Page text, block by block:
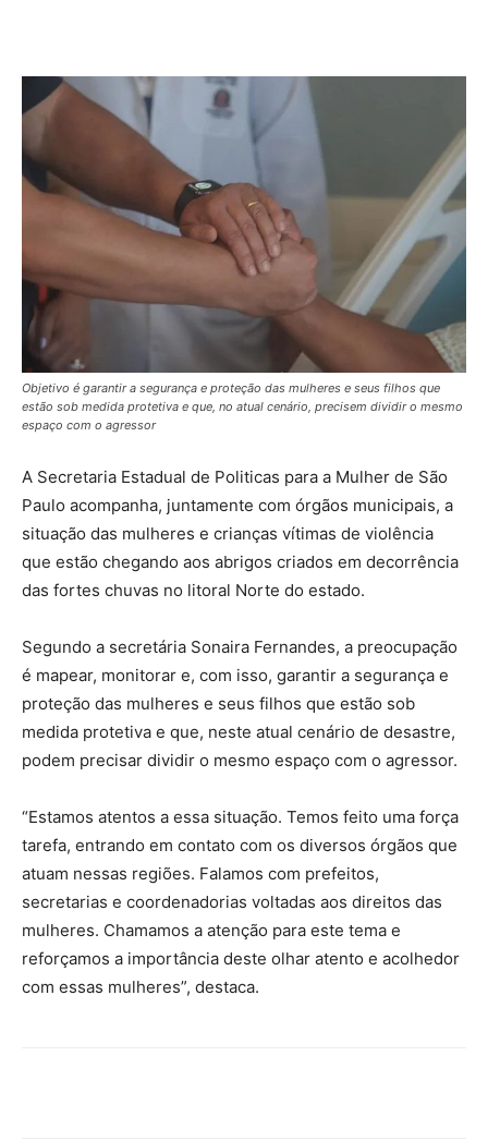
Objetivo é garantir a segurança e proteção das mulheres e seus filhos que
estão sob medida protetiva e que, no atual cenário, precisem dividir o mesmo
espaço com o agressor
A Secretaria Estadual de Politicas para a Mulher de São
Paulo acompanha, juntamente com órgãos municipais, a
situação das mulheres e crianças vítimas de violência
que estão chegando aos abrigos criados em decorrência
das fortes chuvas no litoral Norte do estado.
Segundo a secretária Sonaira Fernandes, a preocupação
é mapear, monitorar e, com isso, garantir a segurança e
proteção das mulheres e seus filhos que estão sob
medida protetiva e que, neste atual cenário de desastre,
podem precisar dividir o mesmo espaço com o agressor.
“Estamos atentos a essa situação. Temos feito uma força
tarefa, entrando em contato com os diversos órgãos que
atuam nessas regiões. Falamos com prefeitos,
secretarias e coordenadorias voltadas aos direitos das
mulheres. Chamamos a atenção para este tema e
reforçamos a importância deste olhar atento e acolhedor
com essas mulheres”, destaca.